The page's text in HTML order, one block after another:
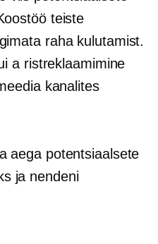
teiste
raha kulutamist.
a ristreklaamimine
kanalites
aega potentsiaalsete
ja nendeni